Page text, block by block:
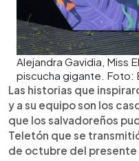
Alejandra Gavidia, Miss
piscucha gigante. Foto:
Las historias que
y a su equipo son los
que los salvadoreños
Teletón que se
de octubre del presente